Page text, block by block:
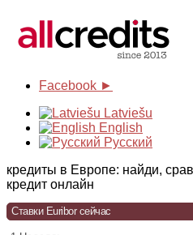
Facebook ►
Latviešu
English
Русский
кредиты в Европе: найди,
кредит онлайн
Ставки Euribor сейчас